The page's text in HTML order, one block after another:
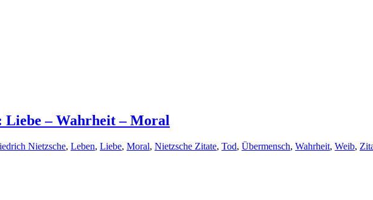
– Wahrheit – Moral
Nietzsche, Leben, Liebe, Moral, Nietzsche Zitate, Tod, Übermensch, Wahrheit, Weib,